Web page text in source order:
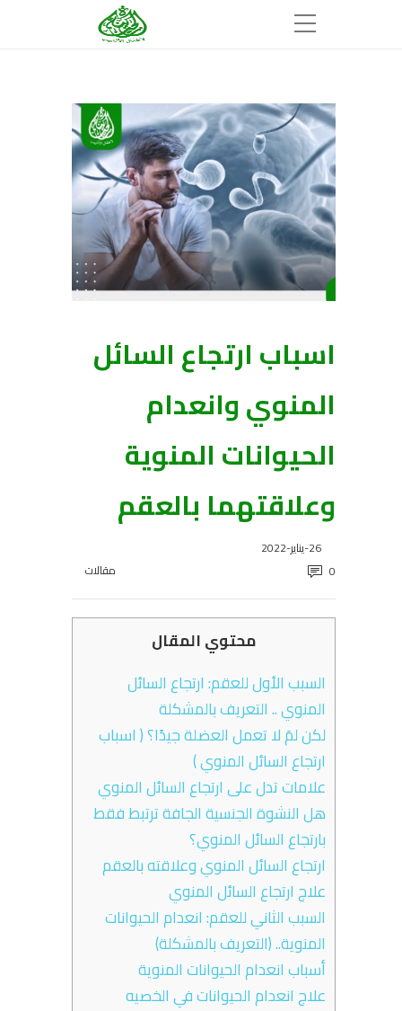
اسباب ارتجاع السائل
المنوي وانعدام
الحيوانات المنوية
وعلاقتهما بالعقم
26-يناير-2022
مقالات
0
محتوي المقال
السبب الأول للعقم: ارتجاع السائل
المنوي .. التعريف بالمشكلة
لكن لمَ لا تعمل العضلة جيدًا؟ ( اسباب
ارتجاع السائل المنوي )
علامات تدل على ارتجاع السائل المنوي
هل النشوة الجنسية الجافة ترتبط فقط
بارتجاع السائل المنوي؟
ارتجاع السائل المنوي وعلاقته بالعقم
علاج ارتجاع السائل المنوي
السبب الثاني للعقم: انعدام الحيوانات
المنوية.. (التعريف بالمشكلة)
أسباب انعدام الحيوانات المنوية
علاج انعدام الحيوانات في الخصيه